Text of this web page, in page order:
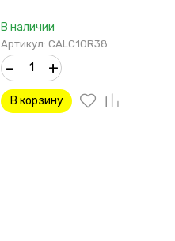
В наличии
Артикул: CALC1OR38
– +
В корзину